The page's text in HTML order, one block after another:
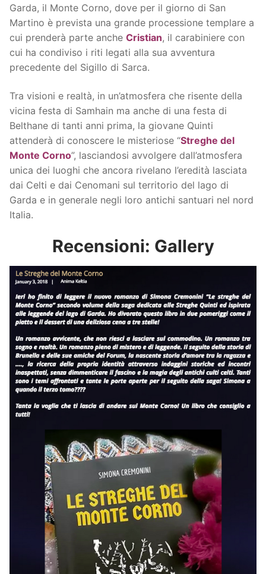
Garda, il Monte Corno, dove per il giorno di San
Martino è prevista una grande processione templare a
cui prenderà parte anche Cristian, il carabiniere con
cui ha condiviso i riti legati alla sua avventura
precedente del Sigillo di Sarca.
Tra visioni e realtà, in un’atmosfera che risente della
vicina festa di Samhain ma anche di una festa di
Belthane di tanti anni prima, la giovane Quinti
attenderà di conoscere le misteriose “Streghe del
Monte Corno”, lasciandosi avvolgere dall’atmosfera
unica dei luoghi che ancora rivelano l’eredità lasciata
dai Celti e dai Cenomani sul territorio del lago di
Garda e in generale negli loro antichi santuari nel nord
Italia.
Recensioni: Gallery